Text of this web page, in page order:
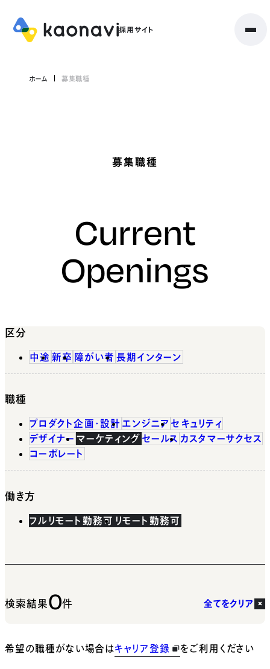
ホーム 募集職種
募集職種
Current
Openings
区分
中途 新卒 障がい者 長期インターン
職種
プロダクト企画・設計 エンジニア セキュリティ
デザイナー マーケティング セールス カスタマーサクセス
コーポレート
働き方
フルリモート勤務可 リモート勤務可
検索結果0件 全てをクリア
希望の職種がない場合はキャリア登録 をご利用ください